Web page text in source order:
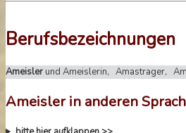
Berufsbezeichnungen
Ameisler und Ameislerin, Amastrager,
Ameisler in anderen